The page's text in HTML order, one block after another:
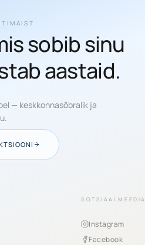
sobib sinu
aastaid.
— keskkonnasõbralik ja
SOTSIAALMEEDIA
Instagram
Facebook